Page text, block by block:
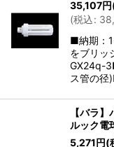
35,107円
(税込:
■納期：
をブリッ
GX24q-
ス管の
【バラ
ルック電
5,271円(